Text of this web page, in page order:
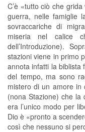
C’è «tutto ciò che
guerra, nelle famiglie
sovraccariche di
miseria nel calice
dell’Introduzione).
stazioni viene in primo
annota infatti la biblista
del tempo, ma sono
mistero di un amore in
(nona Stazione) che la
era l’unico modo per
Dio è «pronto a
così che nessuno si